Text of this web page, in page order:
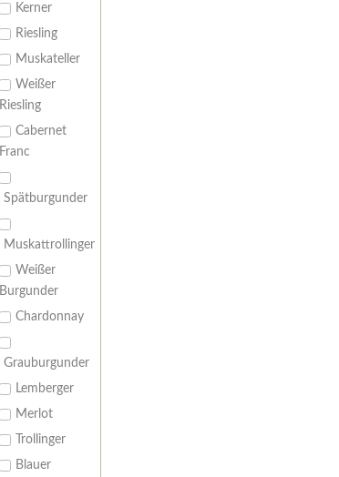
Kerner
Riesling
Muskateller
Weißer
Riesling
Cabernet
Franc
Spätburgunder
Muskattrollinger
Weißer
Burgunder
Chardonnay
Grauburgunder
Lemberger
Merlot
Trollinger
Blauer